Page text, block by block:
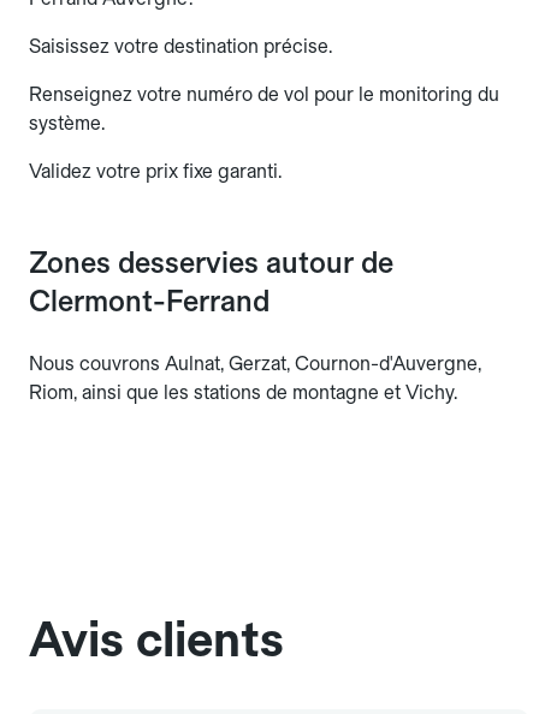
Saisissez votre destination précise.
Renseignez votre numéro de vol pour le monitoring du
système.
Validez votre prix fixe garanti.
Zones desservies autour de
Clermont-Ferrand
Nous couvrons Aulnat, Gerzat, Cournon-d'Auvergne,
Riom, ainsi que les stations de montagne et Vichy.
Avis clients